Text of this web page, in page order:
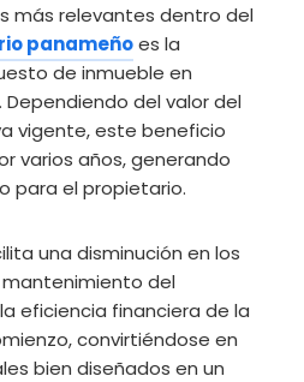
más relevantes dentro del
panameñoes la
de inmueble en
del valor del
vigente, este beneficio
varios años, generando
para el propietario.
una disminución en los
del
eficiencia financiera de la
convirtiéndose en
bien diseñados en un